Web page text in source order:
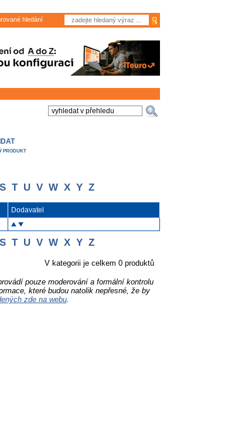
hledání
PRODUKT
S T U V W X Y Z
Dodavatel
S T U V W X Y Z
V kategorii je celkem 0 produktů
pouze moderování a formální kontrolu
které budou natolik nepřesné, že by
zde na webu.